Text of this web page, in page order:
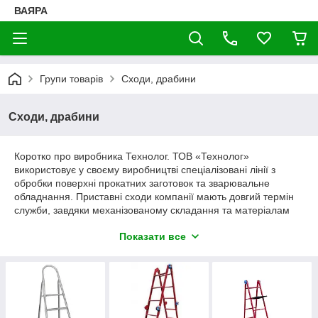
ВАЯРА
Групи товарів Сходи, драбини
Сходи, драбини
Коротко про виробника Технолог. ТОВ «Технолог»
використовує у своєму виробництві спеціалізовані лінії з
обробки поверхні прокатних заготовок та зварювальне
обладнання. Приставні сходи компанії мають довгий термін
служби, завдяки механізованому складання та матеріалам
використовувати навіть у умовах виробництва, має підвищену
Основні характеристики:
Сходи Технолог має високі технічні характеристики. Надійне
зварювання сходів гарантує їхню роботу тривалий час, а
наявність спеціальних упорів на кінцях стійок запобігає
Показати все